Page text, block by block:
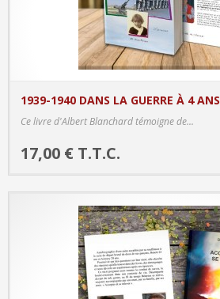
1939-1940 DANS LA GUERRE À 4 ANS
Ce livre d'Albert Blanchard témoigne de...
17,00 € T.T.C.